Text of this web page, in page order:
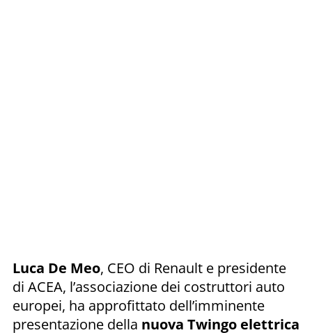
Luca De Meo, CEO di Renault e presidente
di ACEA, l’associazione dei costruttori auto
europei, ha approfittato dell’imminente
presentazione della nuova Twingo elettrica